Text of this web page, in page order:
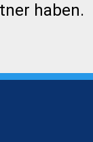
haben.